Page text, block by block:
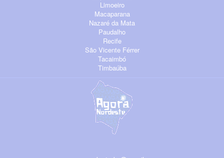
Limoeiro
Macaparana
Nazaré da Mata
Paudalho
Recife
São Vicente Férrer
Tacaimbó
Timbaúba